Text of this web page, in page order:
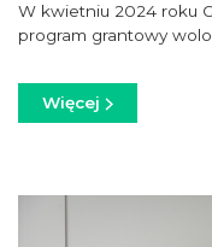
W kwietniu 2024 roku
program grantowy
Więcej